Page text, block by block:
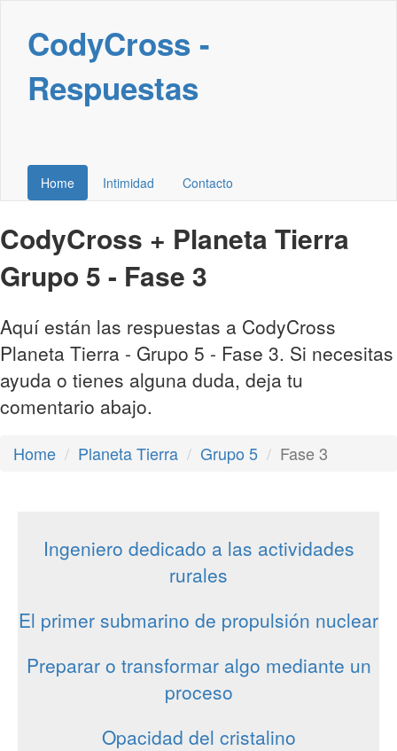
CodyCross -
Respuestas
Home Intimidad Contacto
CodyCross + Planeta Tierra
Grupo 5 - Fase 3
Aquí están las respuestas a CodyCross
Planeta Tierra - Grupo 5 - Fase 3. Si necesitas
ayuda o tienes alguna duda, deja tu
comentario abajo.
Home Planeta Tierra Grupo 5 Fase 3
Ingeniero dedicado a las actividades
rurales
El primer submarino de propulsión nuclear
Preparar o transformar algo mediante un
proceso
Opacidad del cristalino